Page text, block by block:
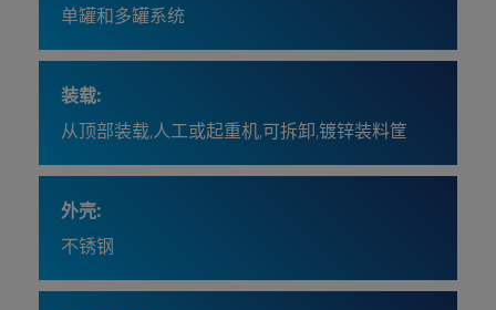
单罐和多罐系统
装载:
从顶部装载,人工或起重机,可拆卸,镀锌装料筐
外壳:
不锈钢